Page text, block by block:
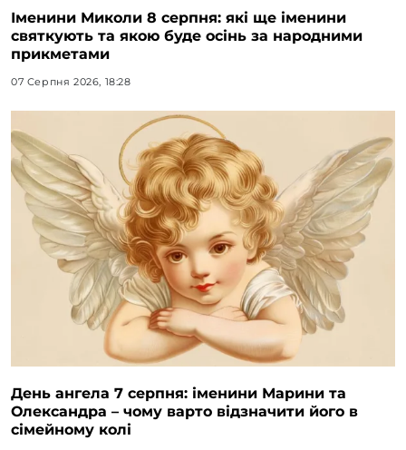
Іменини Миколи 8 серпня: які ще іменини
святкують та якою буде осінь за народними
прикметами
07 Серпня 2026, 18:28
День ангела 7 серпня: іменини Марини та
Олександра – чому варто відзначити його в
сімейному колі